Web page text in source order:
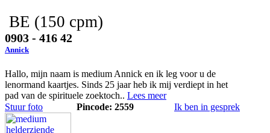
BE (150 cpm)
0903 - 416 42
Annick
Hallo, mijn naam is medium Annick en ik leg voor u de
lenormand kaartjes. Sinds 25 jaar heb ik mij verdiept in het
pad van de spirituele zoektoch.. Lees meer
Stuur foto
Pincode: 2559 Ik ben in gesprek